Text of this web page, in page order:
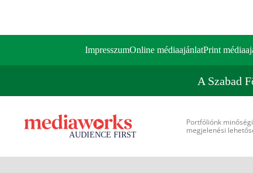
ImpresszumOnline médiaajánlatPrint
A Szabad
Portfóliónk
megjelenési